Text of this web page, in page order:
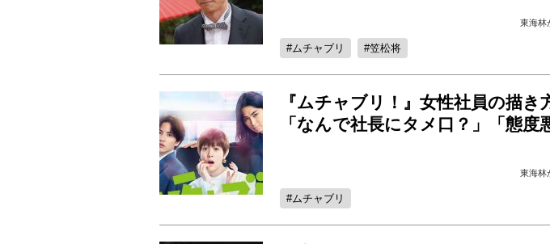
東海林
ムチャブリ 笠松将
『ムチャブリ！』女性社員の描
「なんで社長にタメ口？」「態度
東海林
ムチャブリ